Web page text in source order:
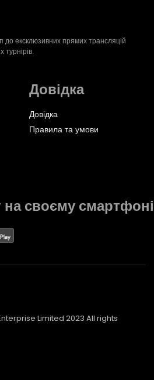
ексклюзивних прямих трансляцій
Довідка
Довідка
Правила та умови
своєму смартфоні
Limited 2023 All rights